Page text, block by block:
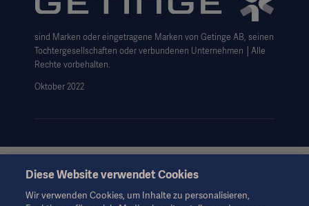
Haftungsausschluss Website-Nutzung
Cookie-Hinweis
AGB
Data Subject Request Form
sind Marken oder eingetragene Marken von Getinge AB, seinen
Tochtergesellschaften oder verbundenen Unternehmen │Alle
Rechte vorbehalten.
Oktober 2022
Diese Informationen richten sich ausschließlich an
dienen nur zu Informationszwecken, erheben keinen Anspruch
Diese Website verwendet Cookies
Wir verwenden Cookies, um Inhalte zu personalisieren,